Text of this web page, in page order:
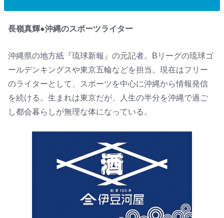
長嶺真輝●沖縄のスポーツライター
沖縄県の地方紙『琉球新報』の元記者。Bリーグの琉球ゴ
ールデンキングスや東京五輪などを担当。現在はフリー
のライターとして、スポーツを中心に沖縄から情報発信
を続ける。生まれは東京だが、人生の半分を沖縄で過ご
し都会暮らしが無理な体になっている。